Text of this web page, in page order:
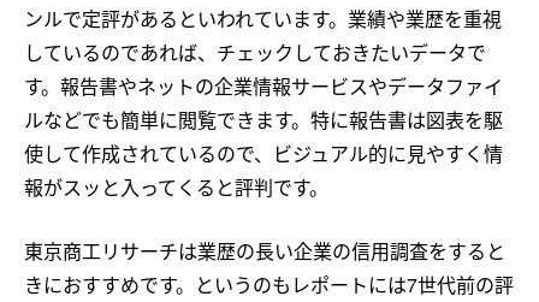
ンルで定評があるといわれています。業績や業歴を重視
しているのであれば、チェックしておきたいデータで
す。報告書やネットの企業情報サービスやデータファイ
ルなどでも簡単に閲覧できます。特に報告書は図表を駆
使して作成されているので、ビジュアル的に見やすく情
報がスッと入ってくると評判です。
東京商工リサーチは業歴の長い企業の信用調査をすると
きにおすすめです。というのもレポートには7世代前の評